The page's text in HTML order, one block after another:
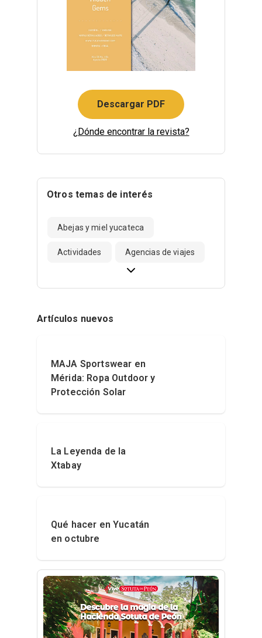
Descargar PDF
¿Dónde encontrar la revista?
Otros temas de interés
Abejas y miel yucateca
Actividades Agencias de viajes
Artículos nuevos
MAJA Sportswear en
Mérida: Ropa Outdoor y
Protección Solar
La Leyenda de la
Xtabay
Qué hacer en Yucatán
en octubre